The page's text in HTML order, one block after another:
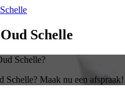
Schelle
Schelle?
Maak nu een afspraak!